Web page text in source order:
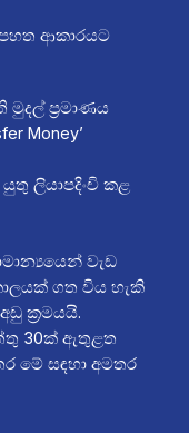
පහත ආකාරයට
ප්‍රමාණය
Money’
ලියාපදිංචි කළ
වැඩ
ගත විය හැකි
ක්‍රමයයි.
30ක් ඇතුළත
මේ සඳහා අමතර